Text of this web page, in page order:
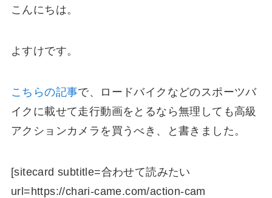
こんにちは。
よすけです。
こちらの記事で、ロードバイクなどのスポーツバ
イクに載せて走行動画をとるなら無理しても高級
アクションカメラを買うべき 、と書きました。
[sitecard subtitle=合わせて読みたい
url=https://chari-came.com/action-cam